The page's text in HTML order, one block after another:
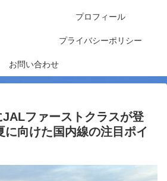
プロフィール
プライバシーポリシー
お問い合わせ
ファーストクラスが登
向けた国内線の注目ポイ